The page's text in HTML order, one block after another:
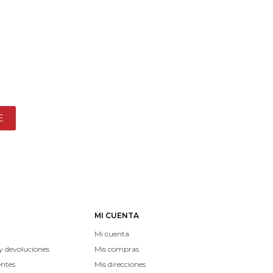
devoluciones
MI CUENTA
Mi cuenta
Mis compras
Mis direcciones